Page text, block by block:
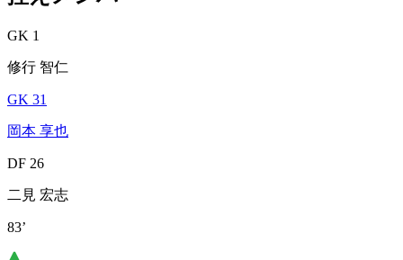
GK 1
修行 智仁
GK 31
岡本 享也
DF 26
二見 宏志
83’